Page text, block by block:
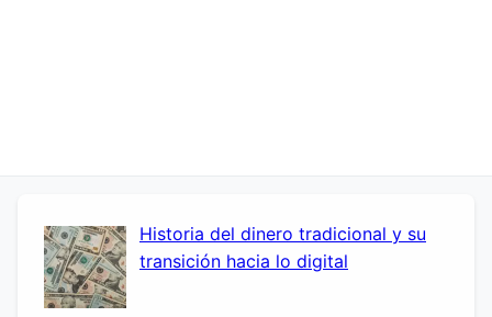
Historia del dinero tradicional y su
transición hacia lo digital